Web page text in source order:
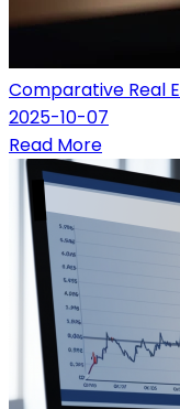
Comparative Real
2025-10-07
Read More